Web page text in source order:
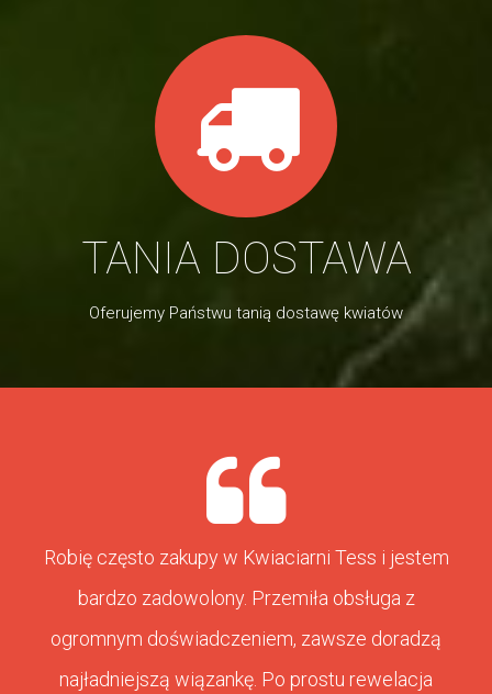
TANIA DOSTAWA
Oferujemy Państwu tanią dostawę kwiatów
Robię często zakupy w Kwiaciarni Tess i jestem
bardzo zadowolony. Przemiła obsługa z
ogromnym doświadczeniem, zawsze doradzą
najładniejszą wiązankę. Po prostu rewelacja